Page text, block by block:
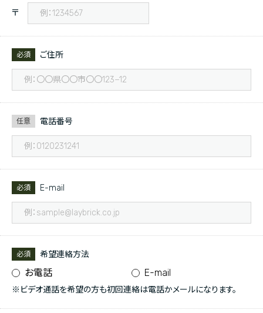
〒
必須 ご住所
任意 電話番号
必須 E-mail
必須 希望連絡方法
お電話 E-mail
※ビデオ通話を希望の方も初回連絡は電話かメールになります。